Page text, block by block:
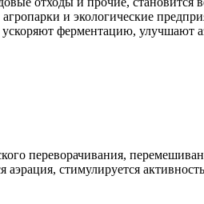
и экологические
ферментацию, улучшают
переворачивания,
стимулируется